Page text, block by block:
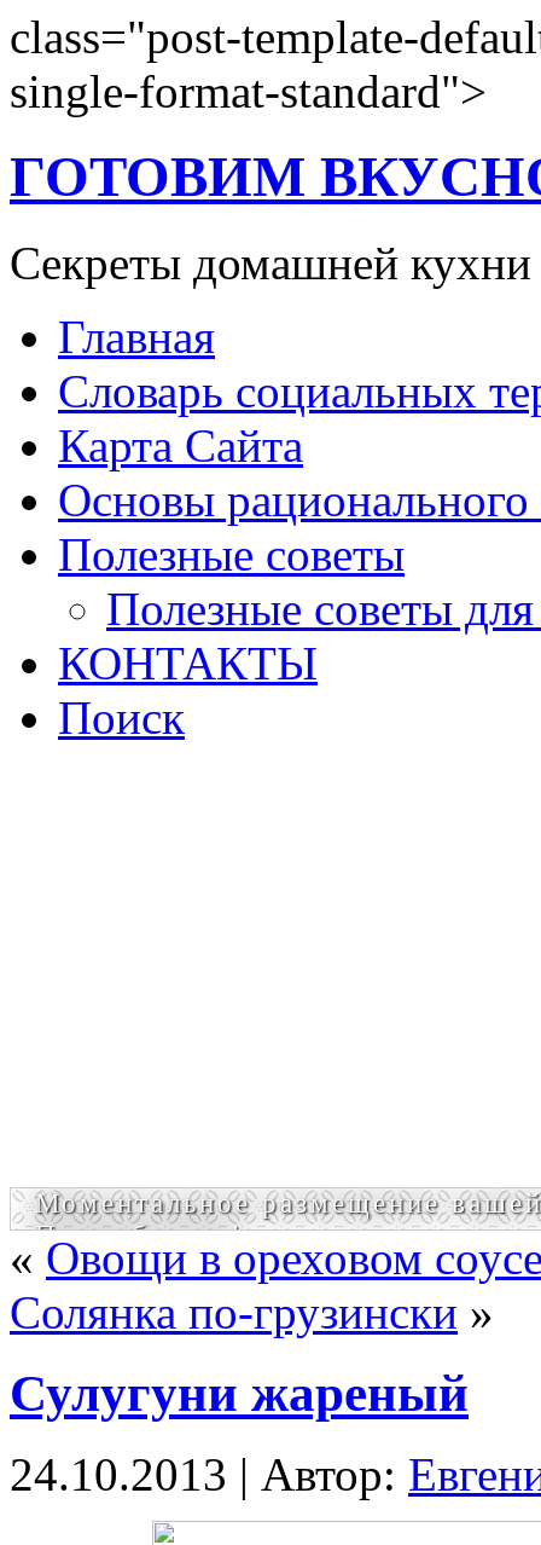
class="post-template-
single-format-standard">
ГОТОВИМ
Секреты домашней кухни
Главная
Словарь социальных
Карта Сайта
Основы рационального
Полезные советы
Полезные советы
КОНТАКТЫ
Поиск
Моментальное размещение
Попробовать!
« Овощи в ореховом
Солянка по-грузински »
Сулугуни жареный
24.10.2013 | Автор: